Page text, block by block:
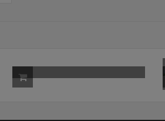
سم علف کش سوپرگالانت باریک
برگ کش 10.8% EC